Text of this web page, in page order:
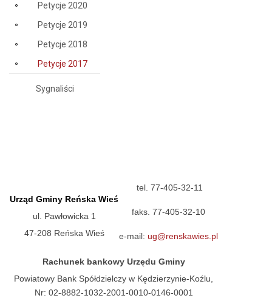
Petycje 2020
Petycje 2019
Petycje 2018
Petycje 2017
Sygnaliści
Urząd Gminy Reńska Wieś
ul. Pawłowicka 1
47-208 Reńska Wieś
tel. 77-405-32-11
faks. 77-405-32-10
e-mail: ug@renskawies.pl
Rachunek bankowy Urzędu Gminy
Powiatowy Bank Spółdzielczy w Kędzierzynie-Koźlu,
Nr: 02-8882-1032-2001-0010-0146-0001